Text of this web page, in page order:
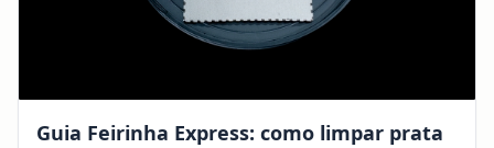
Guia Feirinha Express: como limpar prata